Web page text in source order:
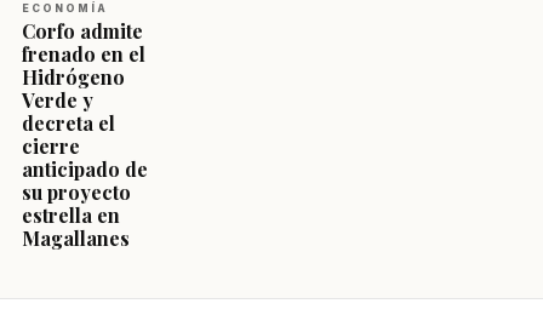
ECONOMÍA
Corfo admite
frenado en el
Hidrógeno
Verde y
decreta el
cierre
anticipado de
su proyecto
estrella en
Magallanes